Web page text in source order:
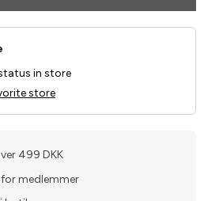
in store
store
499 DKK
medlemmer